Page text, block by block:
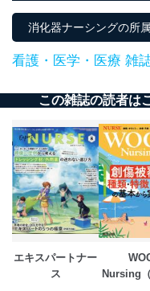
当社が取り扱う開示
りです。
No
個人情報の種類
1
当社の定期購読サ
ービス等をご利用
の方の個人情報
2
当社にお問合わせ
いただいた方の個
人情報
消化器ナーシングの所
看護・医学・医療 雑
この雑誌の読者は
エキスパートナー
ス
Nursing